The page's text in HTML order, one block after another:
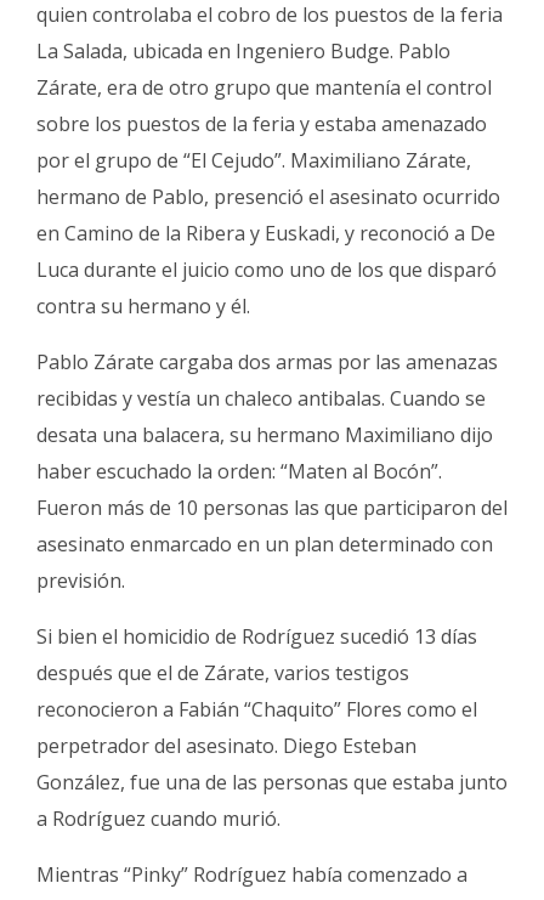
quien controlaba el cobro de los puestos de la feria
La Salada, ubicada en Ingeniero Budge. Pablo
Zárate, era de otro grupo que mantenía el control
sobre los puestos de la feria y estaba amenazado
por el grupo de “El Cejudo”. Maximiliano Zárate,
hermano de Pablo, presenció el asesinato ocurrido
en Camino de la Ribera y Euskadi, y reconoció a De
Luca durante el juicio como uno de los que disparó
contra su hermano y él.
Pablo Zárate cargaba dos armas por las amenazas
recibidas y vestía un chaleco antibalas. Cuando se
desata una balacera, su hermano Maximiliano dijo
haber escuchado la orden: “Maten al Bocón”.
Fueron más de 10 personas las que participaron del
asesinato enmarcado en un plan determinado con
previsión.
Si bien el homicidio de Rodríguez sucedió 13 días
después que el de Zárate, varios testigos
reconocieron a Fabián “Chaquito” Flores como el
perpetrador del asesinato. Diego Esteban
González, fue una de las personas que estaba junto
a Rodríguez cuando murió.
Mientras “Pinky” Rodríguez había comenzado a